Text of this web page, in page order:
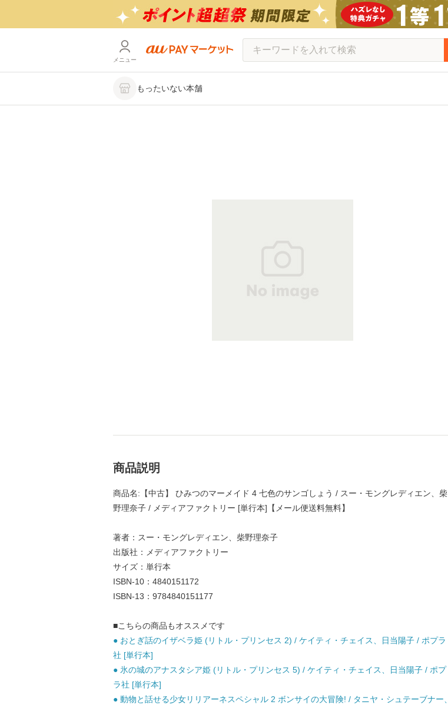
メニュー
もったいない本舗
商品説明
商品名:【中古】 ひみつのマーメイド 4 七色のサンゴしょう / スー・モングレディエン、柴
野理奈子 / メディアファクトリー [単行本]【メール便送料無料】
著者：スー・モングレディエン、柴野理奈子
出版社：メディアファクトリー
サイズ：単行本
ISBN-10：4840151172
ISBN-13：9784840151177
■こちらの商品もオススメです
● おとぎ話のイザベラ姫 (リトル・プリンセス 2) / ケイティ・チェイス、日当陽子 / ポプラ
社 [単行本]
● 氷の城のアナスタシア姫 (リトル・プリンセス 5) / ケイティ・チェイス、日当陽子 / ポプ
ラ社 [単行本]
● 動物と話せる少女リリアーネスペシャル 2 ボンサイの大冒険! / タニヤ・シュテーブナー、